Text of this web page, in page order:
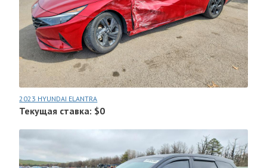
2023 HYUNDAI ELANTRA
Текущая ставка: $0